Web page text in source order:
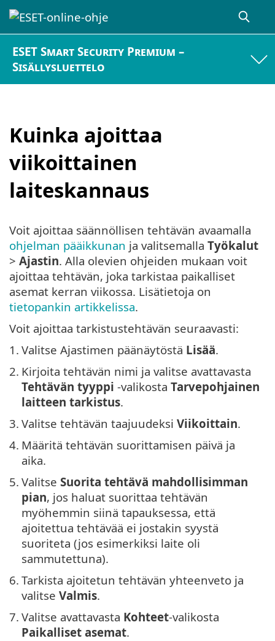
ESET Smart Security Premium –
Sisällysluettelo
Kuinka ajoittaa
viikoittainen
laiteskannaus
Voit ajoittaa säännöllisen tehtävän avaamalla
ohjelman pääikkunan ja valitsemalla Työkalut
> Ajastin. Alla olevien ohjeiden mukaan voit
ajoittaa tehtävän, joka tarkistaa paikalliset
asemat kerran viikossa. Lisätietoja on
tietopankin artikkelissa.
Voit ajoittaa tarkistustehtävän seuraavasti:
1. Valitse Ajastimen päänäytöstä Lisää.
2. Kirjoita tehtävän nimi ja valitse avattavasta
Tehtävän tyyppi -valikosta Tarvepohjainen
laitteen tarkistus.
3. Valitse tehtävän taajuudeksi Viikoittain.
4. Määritä tehtävän suorittamisen päivä ja
aika.
5. Valitse Suorita tehtävä mahdollisimman
pian, jos haluat suorittaa tehtävän
myöhemmin siinä tapauksessa, että
ajoitettua tehtävää ei jostakin syystä
suoriteta (jos esimerkiksi laite oli
sammutettuna).
6. Tarkista ajoitetun tehtävän yhteenveto ja
valitse Valmis.
7. Valitse avattavasta Kohteet-valikosta
Paikalliset asemat.